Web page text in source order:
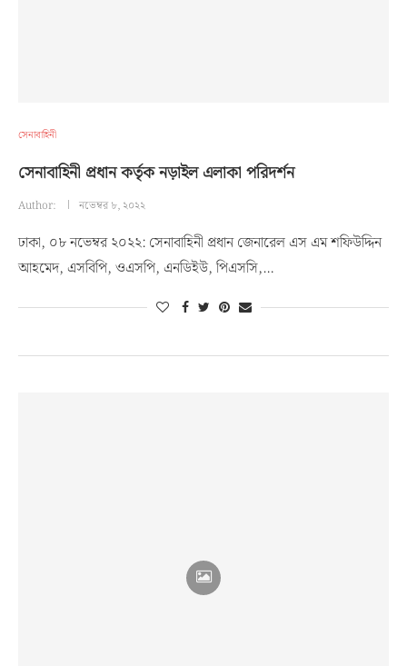
সেনাবাহিনী
সেনাবাহিনী প্রধান কর্তৃক নড়াইল এলাকা পরিদর্শন
Author: নভেম্বর ৮, ২০২২
ঢাকা, ০৮ নভেম্বর ২০২২: সেনাবাহিনী প্রধান জেনারেল এস এম শফিউদ্দিন
আহমেদ, এসবিপি, ওএসপি, এনডিইউ, পিএসসি,…